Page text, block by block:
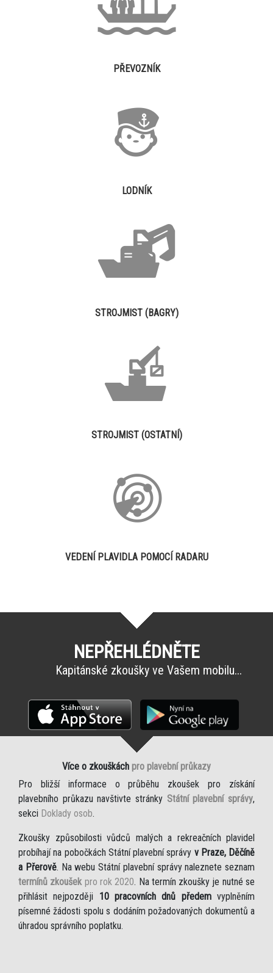
PŘEVOZNÍK
LODNÍK
STROJMIST (BAGRY)
STROJMIST (OSTATNÍ)
VEDENÍ PLAVIDLA POMOCÍ RADARU
NEPŘEHLÉDNĚTE
Kapitánské zkoušky ve Vašem mobilu...
Více o zkouškách pro plavební průkazy
Pro bližší informace o průběhu zkoušek pro získání
plavebního průkazu navštivte stránky Státní plavební správy,
sekci Doklady osob.
Zkoušky způsobilosti vůdců malých a rekreačních plavidel
probíhají na pobočkách Státní plavební správy v Praze, Děčíně
a Přerově. Na webu Státní plavební správy naleznete seznam
termínů zkoušek pro rok 2020. Na termín zkoušky je nutné se
přihlásit nejpozději 10 pracovních dnů předemvyplněním
písemné žádosti spolu s dodáním požadovaných dokumentů a
úhradou správního poplatku.